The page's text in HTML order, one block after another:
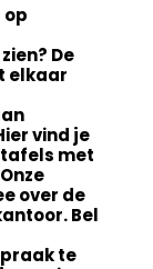
op
De
elkaar
vind je
met
over de
Bel
te